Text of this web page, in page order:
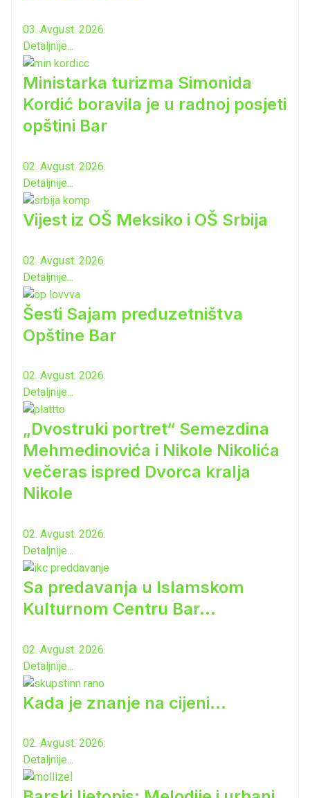
03. Avgust. 2026.
Detaljnije...
Ministarka turizma Simonida
Kordić boravila je u radnoj posjeti
opštini Bar
02. Avgust. 2026.
Detaljnije...
Vijest iz OŠ Meksiko i OŠ Srbija
02. Avgust. 2026.
Detaljnije...
Šesti Sajam preduzetništva
Opštine Bar
02. Avgust. 2026.
Detaljnije...
„Dvostruki portret“ Semezdina
Mehmedinovića i Nikole Nikolića
večeras ispred Dvorca kralja
Nikole
02. Avgust. 2026.
Detaljnije...
Sa predavanja u Islamskom
Kulturnom Centru Bar...
02. Avgust. 2026.
Detaljnije...
Kada je znanje na cijeni...
02. Avgust. 2026.
Detaljnije...